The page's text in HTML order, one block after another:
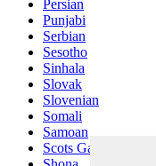
Persian
Punjabi
Serbian
Sesotho
Sinhala
Slovak
Slovenian
Somali
Samoan
Scots Gaelic